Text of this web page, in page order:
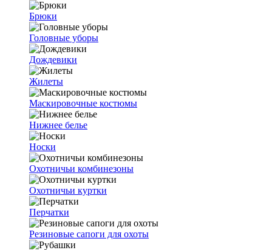
Брюки
Головные уборы
Дождевики
Жилеты
Маскировочные костюмы
Нижнее белье
Носки
Охотничьи комбинезоны
Охотничьи куртки
Перчатки
Резиновые сапоги для охоты